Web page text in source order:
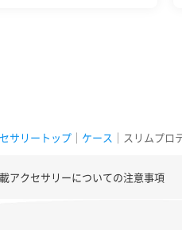
サリートップ ケース ｜スリムプ
アクセサリーについての注意事項